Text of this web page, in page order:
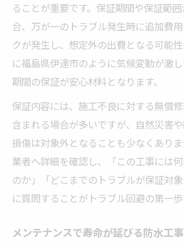
ることが重要です。保証期間や保証範
合、万が一のトラブル発生時に追加費
クが発生し、想定外の出費となる可能
に福島県伊達市のように気候変動が激
期間の保証が安心材料となります。
保証内容には、施工不良に対する無償
含まれる場合が多いですが、自然災害
損傷は対象外となることも少なくあり
業者へ詳細を確認し、「この工事には
のか」「どこまでのトラブルが保証対
に質問することがトラブル回避の第一歩
メンテナンスで寿命が延びる防水工事